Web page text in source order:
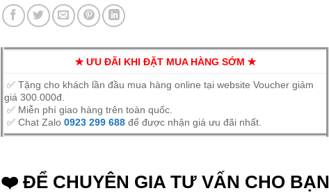
✭ ƯU ĐÃI KHI ĐẶT MUA HÀNG SỚM ✭
✅ Tặng cho khách lần đầu mua hàng online tại website Voucher giảm
giá 300.000đ.
✅ Miễn phí giao hàng trên toàn quốc.
✅ Chat Zalo0923 299 688 để được nhận giá ưu đãi nhất.
❤️ ĐỂ CHUYÊN GIA TƯ VẤN CHO BẠN